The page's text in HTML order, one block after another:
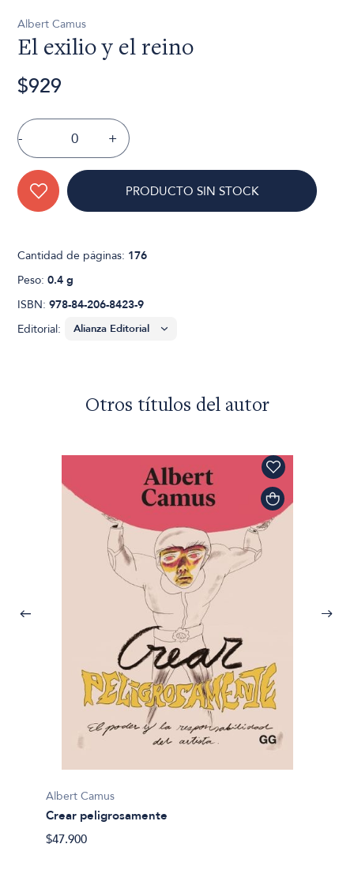
Albert Camus
El exilio y el reino
$929
- +
PRODUCTO SIN STOCK
Cantidad de páginas: 176
Peso:0.4 g
ISBN:978-84-206-8423-9
Editorial:
Otros títulos del autor
Albert Camus
Crear peligrosamente
$47.900